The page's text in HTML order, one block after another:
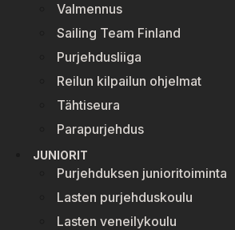
Valmennus
Sailing Team Finland
Purjehdusliiga
Reilun kilpailun ohjelmat
Tähtiseura
Parapurjehdus
JUNIORIT
Purjehduksen junioritoiminta
Lasten purjehduskoulu
Lasten veneilykoulu